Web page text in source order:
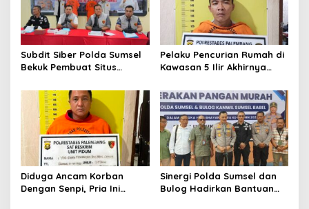
Subdit Siber Polda Sumsel
Bekuk Pembuat Situs
Bhayangkara Run 2026
Pelaku Pencurian Rumah di
Kawasan 5 Ilir Akhirnya
Diduga Ancam Korban
Dengan Senpi, Pria Ini
Sinergi Polda Sumsel dan
Bulog Hadirkan Bantuan